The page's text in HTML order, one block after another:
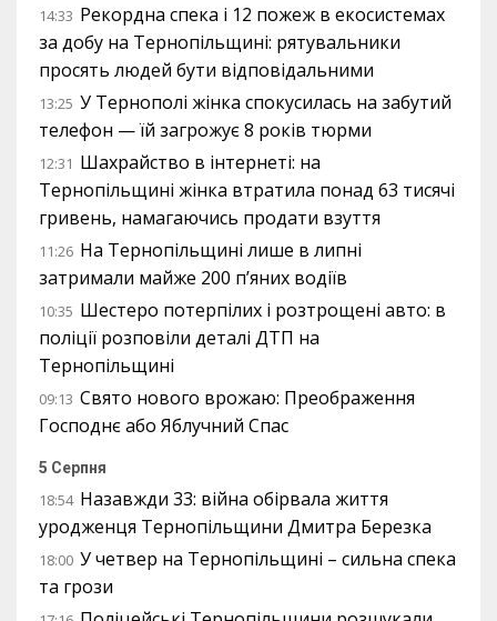
14:33 Рекордна спека і 12 пожеж в екосистемах
за добу на Тернопільщині: рятувальники
просять людей бути відповідальними
13:25 У Тернополі жінка спокусилась на забутий
телефон — їй загрожує 8 років тюрми
12:31 Шахрайство в інтернеті: на
Тернопільщині жінка втратила понад 63 тисячі
гривень, намагаючись продати взуття
11:26 На Тернопільщині лише в липні
затримали майже 200 п’яних водіїв
10:35 Шестеро потерпілих і розтрощені авто: в
поліції розповіли деталі ДТП на
Тернопільщині
09:13 Свято нового врожаю: Преображення
Господнє або Яблучний Спас
5 Серпня
18:54 Назавжди 33: війна обірвала життя
уродженця Тернопільщини Дмитра Березка
18:00 У четвер на Тернопільщині – сильна спека
та грози